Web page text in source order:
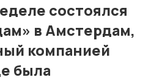
материалов
и cookie
состоялся
в Амстердам,
компанией
была